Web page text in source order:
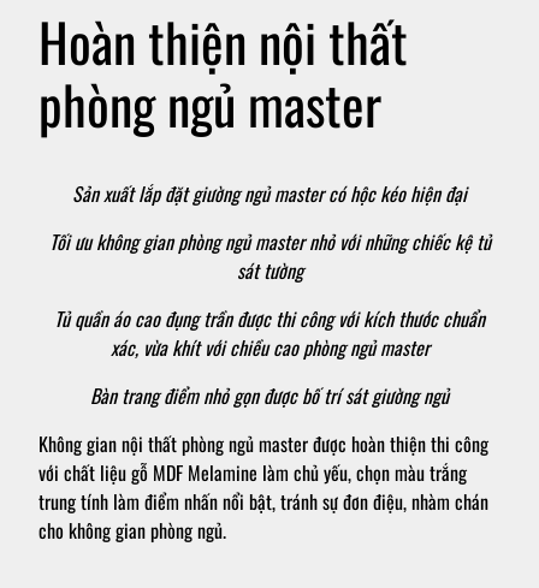
Hoàn thiện nội thất
phòng ngủ master
Sản xuất lắp đặt giường ngủ master có hộc kéo hiện đại
Tối ưu không gian phòng ngủ master nhỏ với những chiếc kệ tủ
sát tường
Tủ quần áo cao đụng trần được thi công với kích thước chuẩn
xác, vừa khít với chiều cao phòng ngủ master
Bàn trang điểm nhỏ gọn được bố trí sát giường ngủ
Không gian nội thất phòng ngủ master được hoàn thiện thi công
với chất liệu gỗ MDF Melamine làm chủ yếu, chọn màu trắng
trung tính làm điểm nhấn nổi bật, tránh sự đơn điệu, nhàm chán
cho không gian phòng ngủ.